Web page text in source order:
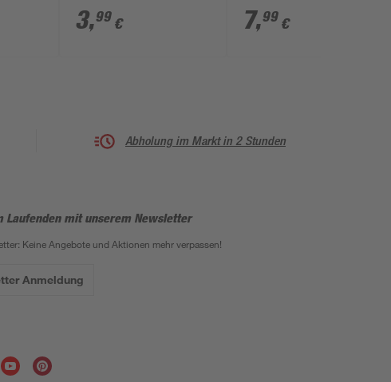
3,99 €
mm
7,99 €
Abholung im Markt in 2 Stunden
Laufenden mit unserem Newsletter
Keine Angebote und Aktionen mehr verpassen!
Anmeldung